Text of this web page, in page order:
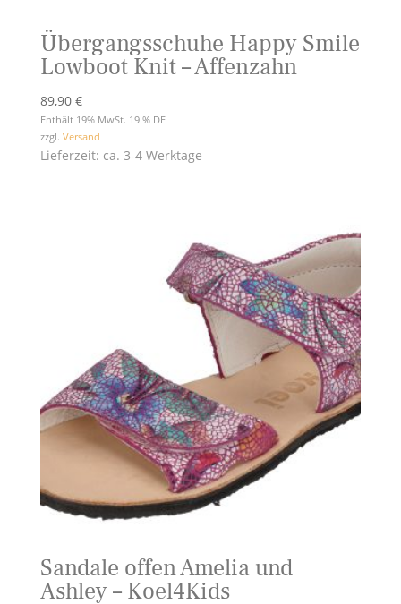
Übergangsschuhe Happy Smile
Lowboot Knit – Affenzahn
89,90 €
Enthält 19% MwSt. 19 % DE
zzgl. Versand
Lieferzeit: ca. 3-4 Werktage
Sandale offen Amelia und
Ashley – Koel4Kids